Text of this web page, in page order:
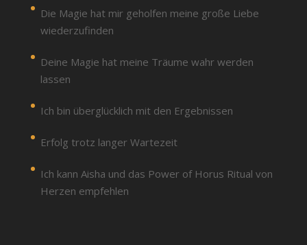
Die Magie hat mir geholfen meine große Liebe
wiederzufinden
Deine Magie hat meine Träume wahr werden
lassen
Ich bin überglücklich mit den Ergebnissen
Erfolg trotz langer Wartezeit
Ich kann Aisha und das Power of Horus Ritual von
Herzen empfehlen